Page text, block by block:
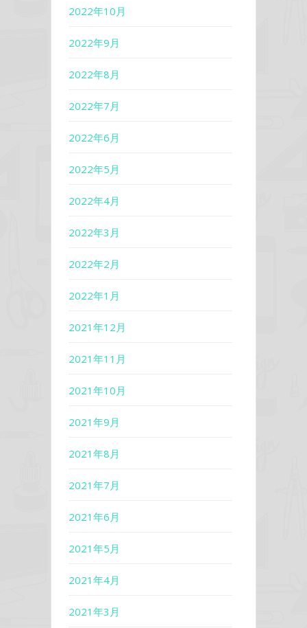
2022年10月
2022年9月
2022年8月
2022年7月
2022年6月
2022年5月
2022年4月
2022年3月
2022年2月
2022年1月
2021年12月
2021年11月
2021年10月
2021年9月
2021年8月
2021年7月
2021年6月
2021年5月
2021年4月
2021年3月